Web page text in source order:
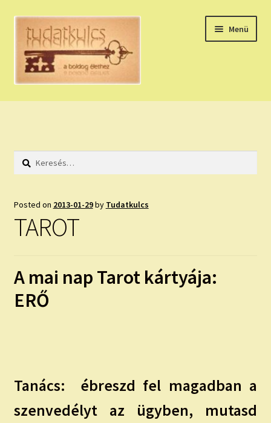
Ugrás
navigációhoz
Kilépés
tartalomba
Menü
HÚZZ EGY KÁRTYÁT!
HOLDNAPTÁR
NAPI ASZTROLÓGIA
ISMERJ MEG!
TAROT ELEMZÉS MEGRENDELÉSE LIMITÁLT!
AJÁNDÉKOKKAL!
Keresés:
Posted on 2013-01-29by Tudatkulcs
TAROT
A mai nap Tarot kártyája:
ERŐ
Tanács:
ébreszd fel magadban a
szenvedélyt az ügyben, mutasd